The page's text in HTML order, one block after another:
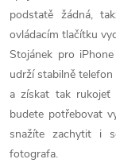
í
p
r
v
k
podstatě žádná,
ovládacím tlačítku
Stojánek pro
udrží stabilně
a získat tak rukojeť
budete potřebovat
snažíte zachytit i
fotografa.